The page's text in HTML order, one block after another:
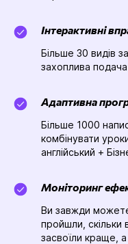
Інтерактивні
Більше 30 видів
захоплива
Адаптивна
Більше 1000
комбінувати
англійський +
Моніторинг
Ви завжди можете
пройшли, скільки
засвоїли краще,